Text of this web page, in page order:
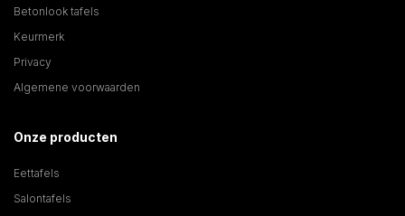
Betonlook tafels
Keurmerk
Privacy
Algemene voorwaarden
Onze producten
Eettafels
Salontafels